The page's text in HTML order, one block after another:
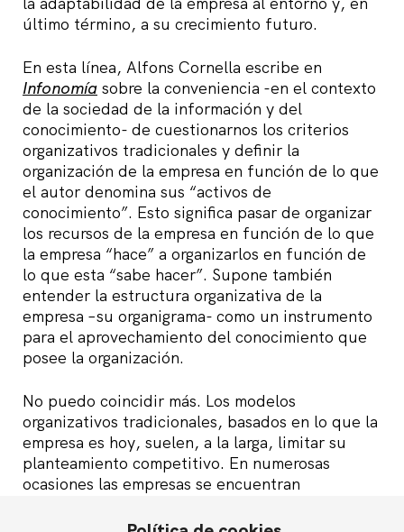
último término, a su crecimiento futuro.
En esta línea, Alfons Cornella escribe en
Infonomía sobre la conveniencia -en el contexto
de la sociedad de la información y del
conocimiento- de cuestionarnos los criterios
organizativos tradicionales y definir la
organización de la empresa en función de lo que
el autor denomina sus “activos de
conocimiento”. Esto significa pasar de organizar
los recursos de la empresa en función de lo que
la empresa “hace” a organizarlos en función de
lo que esta “sabe hacer”. Supone también
entender la estructura organizativa de la
empresa –su organigrama- como un instrumento
para el aprovechamiento del conocimiento que
posee la organización.
No puedo coincidir más. Los modelos
organizativos tradicionales, basados en lo que la
empresa es hoy, suelen, a la larga, limitar su
planteamiento competitivo. En numerosas
ocasiones las empresas se encuentran
productos en los que compiten, con lo que su